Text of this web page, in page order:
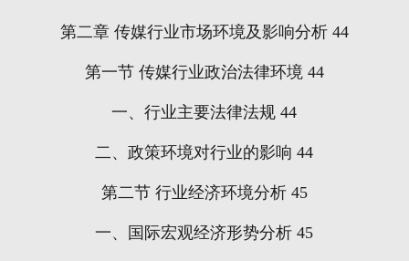
第二章 传媒行业市场环境及影响分析44
第一节 传媒行业政治法律环境44
一、行业主要法律法规 44
二、政策环境对行业的影响 44
第二节 行业经济环境分析45
一、国际宏观经济形势分析 45